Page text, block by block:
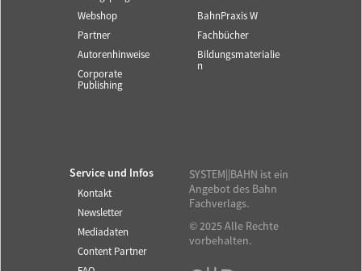
Webshop
Partner
Autorenhinweise
Corporate
Publishing
BahnPraxis W
Fachbücher
Bildungsmaterialie
n
Service und Infos
Kontakt
Newsletter
Mediadaten
Content Partner
SYSTEM||BAHN ist ein
Angebot des Bahn
Fachverlags.
© 2025 Alle Rechte
vorbehalten.